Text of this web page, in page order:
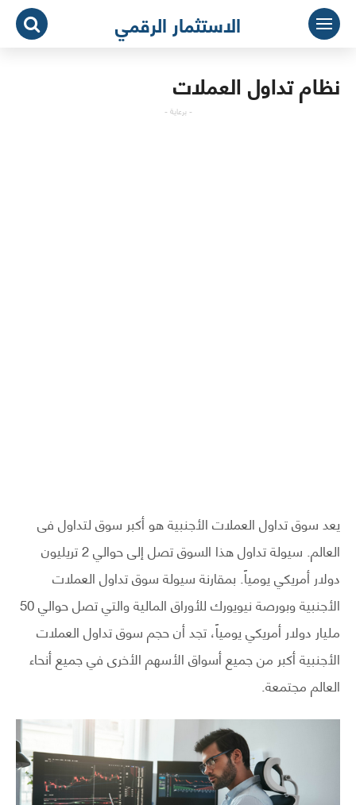
التجاوز
المحتوى
الاستثمار الرقمي
نظام تداول العملات
- برعاية -
يعد سوق تداول العملات الأجنبية هو أكبر سوق لتداول فى
العالم. سيولة تداول هذا السوق تصل إلى حوالي 2 تريليون
دولار أمريكي يومياً. بمقارنة سيولة سوق تداول العملات
الأجنبية وبورصة نيويورك للأوراق المالية والتي تصل حوالي 50
مليار دولار أمريكي يومياً، تجد أن حجم سوق تداول العملات
الأجنبية أكبر من جميع أسواق الأسهم الأخرى في جميع أنحاء
العالم مجتمعة.